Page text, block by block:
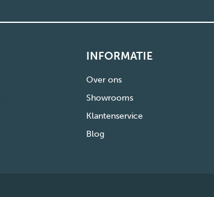
INFORMATIE
Over ons
Showrooms
Klantenservice
Blog